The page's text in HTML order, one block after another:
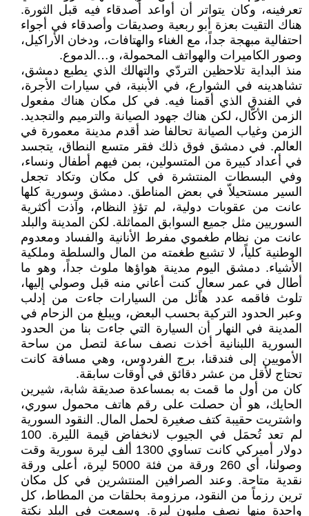
تعرفينه، وكان يتواتر أن أواعد أصدقاء فيه قبل الثورة.
هناك التقيت بعزة أبو ربعية وصديقات وأصدقاء في أجواء
احتفالية مبهجة جداً، مع الغناء والهتافات، ودخان الأراكيل،
وصور الكاميرات والهواتف المحمولة، و…الدموع.
منذ البداية تلاحظين التردّي والتهالك الذي يطبع دمشق،
تشاهدينه في الشوارع، في الأبنية، في سيارات الأجرة،
في الفندق الذي أقمنا فيه. في كل مكان هناك مفعول
الزمن الأكّال، لكن هناك جهود الصيانة والترميم والتجديد.
الزمن وغياب الصيانة تحالفا ضد أقدم مدينة معمورة في
العالم. في دمشق فوق ذلك فقر متسع النطاق، يتجسد
في أعداد كبيرة من المتسولين، بمن فيهم أطفال ونساء،
وفي البسطات المنتشرة في كل مكان وتكاد تجعل
السير مستحيلاّ في بعض المناطق. دمشق وسورية كلها
عانت من عقوبات دولية، لم تؤذِ النظام، وآذت أكثرية
السوريين مثل جميع السوابق المماثلة. لكن المدينة والبلد
عانت من نظام طغموي مفرط الأنانية والفساد ومعدوم
الوطنية كلياً، لا تشبع طغمته من المال والسلطة وملكية
الأشياء. دمشق اليوم مدينة هواؤها ملوث جداً، وهو ما
أطال في عمر سعالٍ كنت أعاني منه قبل وصولي إليها،
تلوث فاقمه عدد هائل من السيارات جاءت من إدلب
وعبر الحدود التركية بحسب البعض، ويبلغ من الزحام في
المدينة في النهار أن السيارة التي جاءت بنا من الحدود
السورية اللبنانية أخذت نصف ساعة لتصل من ساحة
الأمويين إلى فندقنا، برج الفردوس، وهي مسافة كانت
تحتاج لأقل من عشر دقائق في أوقات سابقة.
كان من أول ما قمت به بمساعدة صديقة شابة، شيرين
الحايك، هو أن حصلت على رقم هاتف محمول سوري،
واشتريت حقيبة كتف صغيرة لحمل المال. النقود السورية
لم تعد تُحمَل في الجيوب لانخفاض قيمة الليرة. 100
دولار أميركي كانت تساوي 1300 ألف ليرة سورية وقت
وصولنا، أي 260 ورقة من فئة 5000 ليرة، أعلى ورقة
نقدية متاحة. وعند الصرافين المنتشرين في كل مكان
ترين رزماً من النقود، مرزومة بحلقات من المطاط، كل
واحدة منها نصف مليون ليرة. وسمعت في البلد نكتة